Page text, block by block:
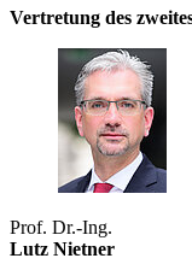
Vertretung des
Prof. Dr.-Ing.
Lutz Nietner